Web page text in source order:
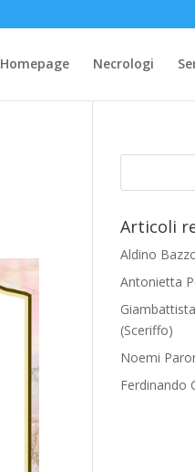
Homepage Necrologi
Articoli
Aldino
Antonietta
(Sceriffo)
Noemi
Ferdinando